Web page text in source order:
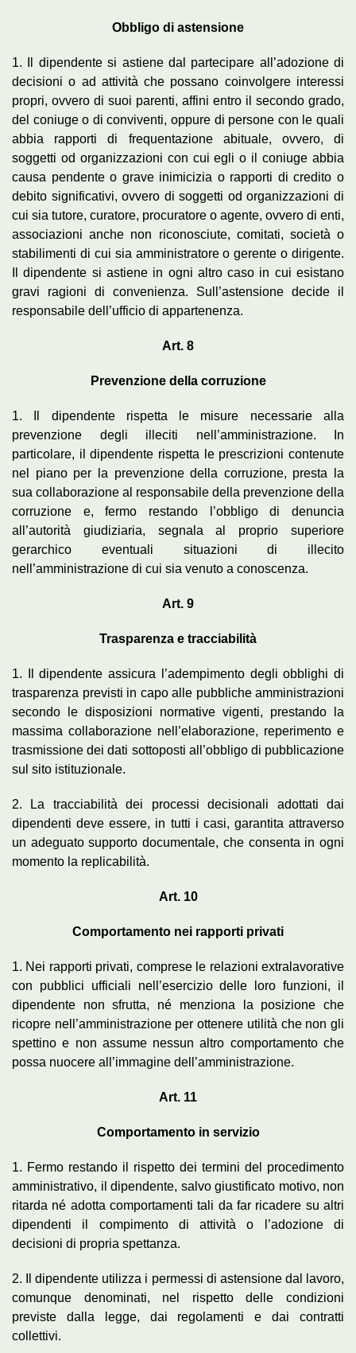
Obbligo di astensione
1. Il dipendente si astiene dal partecipare all’adozione di
decisioni o ad attività che possano coinvolgere interessi
propri, ovvero di suoi parenti, affini entro il secondo grado,
del coniuge o di conviventi, oppure di persone con le quali
abbia rapporti di frequentazione abituale, ovvero, di
soggetti od organizzazioni con cui egli o il coniuge abbia
causa pendente o grave inimicizia o rapporti di credito o
debito significativi, ovvero di soggetti od organizzazioni di
cui sia tutore, curatore, procuratore o agente, ovvero di enti,
associazioni anche non riconosciute, comitati, società o
stabilimenti di cui sia amministratore o gerente o dirigente.
Il dipendente si astiene in ogni altro caso in cui esistano
gravi ragioni di convenienza. Sull’astensione decide il
responsabile dell’ufficio di appartenenza.
Art. 8
Prevenzione della corruzione
1. Il dipendente rispetta le misure necessarie alla
prevenzione degli illeciti nell’amministrazione. In
particolare, il dipendente rispetta le prescrizioni contenute
nel piano per la prevenzione della corruzione, presta la
sua collaborazione al responsabile della prevenzione della
corruzione e, fermo restando l’obbligo di denuncia
all’autorità giudiziaria, segnala al proprio superiore
gerarchico eventuali situazioni di illecito
nell’amministrazione di cui sia venuto a conoscenza.
Art. 9
Trasparenza e tracciabilità
1. Il dipendente assicura l’adempimento degli obblighi di
trasparenza previsti in capo alle pubbliche amministrazioni
secondo le disposizioni normative vigenti, prestando la
massima collaborazione nell’elaborazione, reperimento e
trasmissione dei dati sottoposti all’obbligo di pubblicazione
sul sito istituzionale.
2. La tracciabilità dei processi decisionali adottati dai
dipendenti deve essere, in tutti i casi, garantita attraverso
un adeguato supporto documentale, che consenta in ogni
momento la replicabilità.
Art. 10
Comportamento nei rapporti privati
1. Nei rapporti privati, comprese le relazioni extralavorative
con pubblici ufficiali nell’esercizio delle loro funzioni, il
dipendente non sfrutta, né menziona la posizione che
ricopre nell’amministrazione per ottenere utilità che non gli
spettino e non assume nessun altro comportamento che
possa nuocere all’immagine dell’amministrazione.
Art. 11
Comportamento in servizio
1. Fermo restando il rispetto dei termini del procedimento
amministrativo, il dipendente, salvo giustificato motivo, non
ritarda né adotta comportamenti tali da far ricadere su altri
dipendenti il compimento di attività o l’adozione di
decisioni di propria spettanza.
2. Il dipendente utilizza i permessi di astensione dal lavoro,
comunque denominati, nel rispetto delle condizioni
previste dalla legge, dai regolamenti e dai contratti
collettivi.